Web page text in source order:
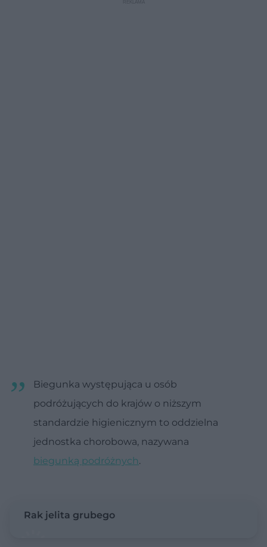
Biegunka występująca u osób
podróżujących do krajów o niższym
standardzie higienicznym to oddzielna
jednostka chorobowa, nazywana
biegunką podróżnych.
Rak jelita grubego